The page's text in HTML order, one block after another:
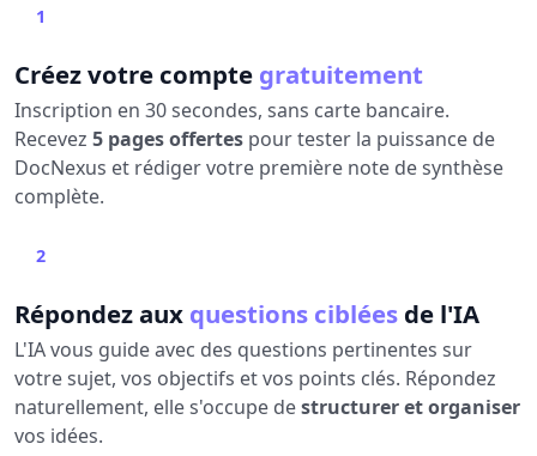
1
Créez votre compte gratuitement
Inscription en 30 secondes, sans carte bancaire.
Recevez 5 pages offertes pour tester la puissance de
DocNexus et rédiger votre première note de synthèse
complète.
2
Répondez aux questions ciblées de l'IA
L'IA vous guide avec des questions pertinentes sur
votre sujet, vos objectifs et vos points clés. Répondez
naturellement, elle s'occupe destructurer et organiser
vos idées.